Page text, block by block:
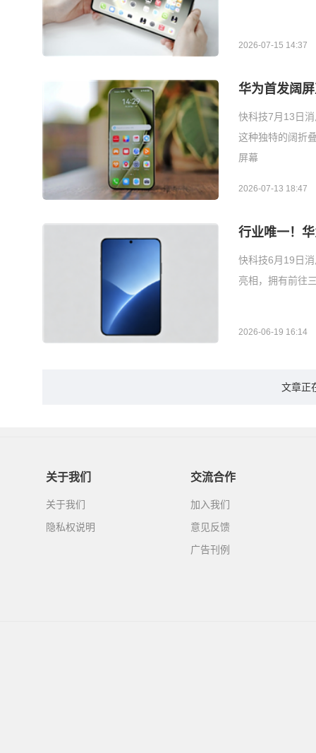
2026-07-15 14:37
华为首发阔
快科技7月13日
这种独特的阔折
屏幕
2026-07-13 18:47
行业唯一！
快科技6月19日
亮相，拥有前往
2026-06-19 16:14
文章正
关于我们
关于我们
隐私权说明
交流合作
加入我们
意见反馈
广告刊例